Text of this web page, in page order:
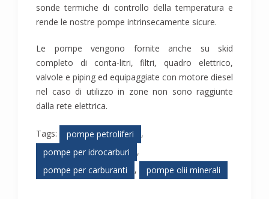
sonde termiche di controllo della temperatura e
rende le nostre pompe intrinsecamente sicure.
Le pompe vengono fornite anche su skid
completo di conta-litri, filtri, quadro elettrico,
valvole e piping ed equipaggiate con motore diesel
nel caso di utilizzo in zone non sono raggiunte
dalla rete elettrica.
Tags: pompe petroliferi
,
pompe per idrocarburi
,
pompe per carburanti
, pompe olii minerali